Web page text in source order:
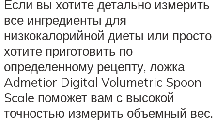
Если вы хотите детально измерить
все ингредиенты для
низкокалорийной диеты или просто
хотите приготовить по
определенному рецепту, ложка
Admetior Digital Volumetric Spoon
Scale поможет вам с высокой
точностью измерить объемный вес.